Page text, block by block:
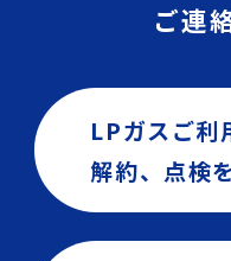
ご連
LPガスご利
解約、点検を